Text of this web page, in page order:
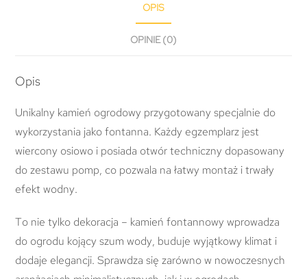
OPIS
OPINIE (0)
Opis
Unikalny kamień ogrodowy przygotowany specjalnie do
wykorzystania jako fontanna. Każdy egzemplarz jest
wiercony osiowo i posiada otwór techniczny dopasowany
do zestawu pomp, co pozwala na łatwy montaż i trwały
efekt wodny.
To nie tylko dekoracja – kamień fontannowy wprowadza
do ogrodu kojący szum wody, buduje wyjątkowy klimat i
dodaje elegancji. Sprawdza się zarówno w nowoczesnych